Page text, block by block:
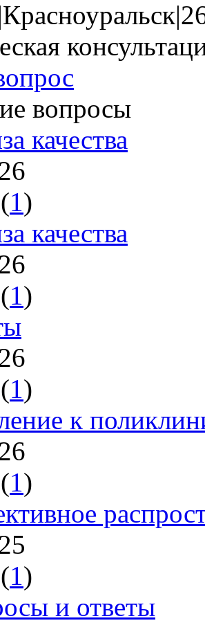
|Красноуральск|
вопросы
качества
1)
качества
1)
1)
к
1)
1)
и ответы